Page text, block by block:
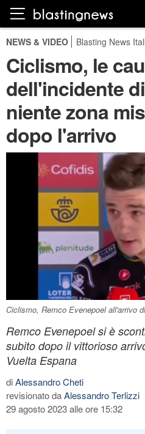
NEWS & VIDEO Blasting News
Ciclismo, le
dell'incidente
niente zona
dopo l'arrivo
Ciclismo, Remco Evenepoel all'arrivo
Remco Evenepoel si è
subito dopo il vittorioso
Vuelta Espana
diAlessandro Cheti
revisionato daAlessandro Terlizzi
29 agosto 2023 alle ore 15:32